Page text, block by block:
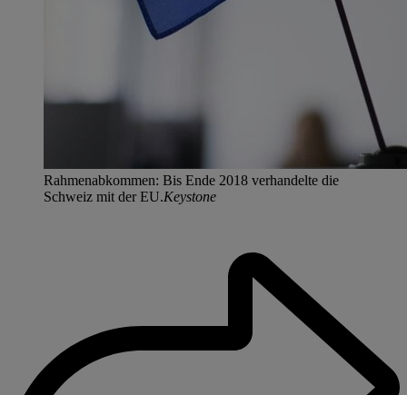
Rahmenabkommen: Bis Ende 2018 verhandelte die
Schweiz mit der EU.Keystone